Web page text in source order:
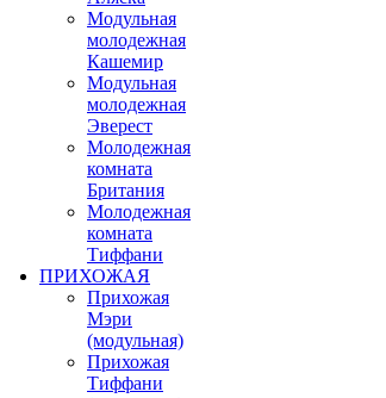
Модульная
молодежная
Кашемир
Модульная
молодежная
Эверест
Молодежная
комната
Британия
Молодежная
комната
Тиффани
ПРИХОЖАЯ
Прихожая
Мэри
(модульная)
Прихожая
Тиффани